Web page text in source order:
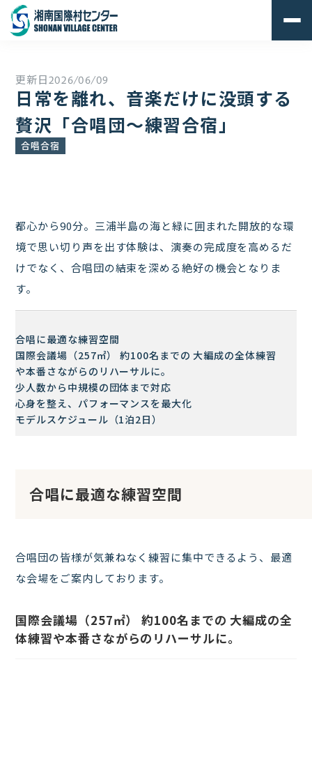
更新日2026/06/09
日常を離れ、音楽だけに没頭する
贅沢「合唱団～練習合宿」
合唱合宿
都心から90分。三浦半島の海と緑に囲まれた開放的な環
境で思い切り声を出す体験は、演奏の完成度を高めるだ
けでなく、合唱団の結束を深める絶好の機会となりま
す。
合唱に最適な練習空間
国際会議場（257㎡） 約100名までの 大編成の全体練習
や本番さながらのリハーサルに。
少人数から中規模の団体まで対応
心身を整え、パフォーマンスを最大化
モデルスケジュール（1泊2日）
合唱に最適な練習空間
合唱団の皆様が気兼ねなく練習に集中できるよう、最適
な会場をご案内しております。
国際会議場（257㎡） 約100名までの 大編成の全
体練習や本番さながらのリハーサルに。